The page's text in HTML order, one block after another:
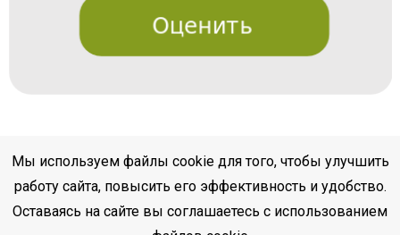
Мы используем файлы cookie для того, чтобы улучшить
работу сайта, повысить его эффективность и удобство.
Оставаясь на сайте вы соглашаетесь с использованием